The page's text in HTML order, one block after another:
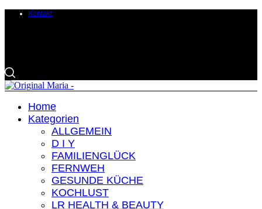
Kontakt
Home
Kategorien
ALLGEMEIN
D I Y
FAMILIENGLÜCK
FERNWEH
GESUNDE KÜCHE
KOCHLUST
LR HEALTH & BEAUTY